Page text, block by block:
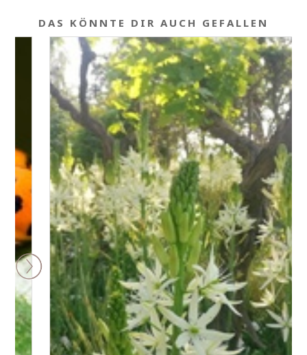
DAS KÖNNTE DIR AUCH GEFALLEN